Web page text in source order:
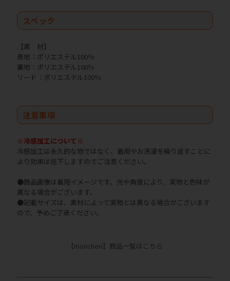
スペック
【素 材】
表地：ポリエステル100％
裏地：ポリエステル100％
リード：ポリエステル100％
注意事項
※冷感加工について※
冷感加工は永久的な物ではなく、着用やお洗濯を繰り返すことに
より効果は低下しますのでご注意ください。
●商品画像は着用イメージです。光や角度により、実物と色味が
異なる場合がございます。
●記載サイズは、素材によって実物とは異なる場合がございます
ので、予めご了承ください。
【moncheri】商品一覧はこちら